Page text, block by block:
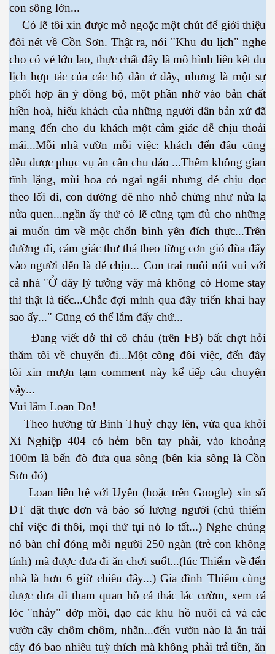
con sông lớn...
Có lẽ tôi xin được mở ngoặc một chút để giới thiệu
đôi nét về Cồn Sơn. Thật ra, nói "Khu du lịch" nghe
cho có vẻ lớn lao, thực chất đây là mô hình liên kết du
lịch hợp tác của các hộ dân ở đây, nhưng là một sự
phối hợp ăn ý đồng bộ, một phần nhờ vào bản chất
hiền hoà, hiếu khách của những người dân bản xứ đã
mang đến cho du khách một cảm giác dễ chịu thoải
mái...Mỗi nhà vườn mỗi việc: khách đến đâu cũng
đều được phục vụ ân cần chu đáo ...Thêm không gian
tĩnh lặng, mùi hoa cỏ ngai ngái nhưng dễ chịu dọc
theo lối đi, con đường đê nho nhỏ chừng như nửa lạ
nửa quen...ngần ấy thứ có lẽ cũng tạm đủ cho những
ai muốn tìm về một chốn bình yên đích thực...Trên
đường đi, cảm giác thư thả theo từng cơn gió đùa đẩy
vào người đến là dễ chịu... Con trai nuôi nói vui với
cả nhà "Ở đây lý tưởng vậy mà không có Home stay
thì thật là tiếc...Chắc đợi mình qua đây triển khai hay
sao ấy..." Cũng có thể lắm đấy chứ...
Đang viết dở thì cô cháu (trên FB) bất chợt hỏi
thăm tôi về chuyến đi...Một công đôi việc, đến đây
tôi xin mượn tạm comment này kể tiếp câu chuyện
vậy...
Vui lắm Loan Do!
Theo hướng từ Bình Thuỷ chạy lên, vừa qua khỏi
Xí Nghiệp 404 có hẻm bên tay phải, vào khoảng
100m là bến đò đưa qua sông (bên kia sông là Cồn
Sơn đó)
Loan liên hệ với Uyên (hoặc trên Google) xin số
DT đặt thực đơn và báo số lượng người (chú thiếm
chỉ việc đi thôi, mọi thứ tụi nó lo tất...) Nghe chúng
nó bàn chỉ đóng mỗi người 250 ngàn (trẻ con không
tính) mà được đưa đi ăn chơi suốt...(lúc Thiếm về đến
nhà là hơn 6 giờ chiều đấy...) Gia đình Thiếm cùng
được đưa đi tham quan hồ cá thác lác cườm, xem cá
lóc "nhảy" đớp mồi, dạo các khu hồ nuôi cá và các
vườn cây chôm chôm, nhãn...đến vườn nào là ăn trái
cây đó bao nhiêu tuỳ thích mà không phải trả tiền, ăn
Hạng
giới